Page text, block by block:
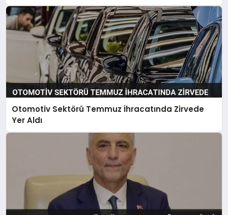
Otomotiv Sektörü Temmuz İhracatında Zirvede
Yer Aldı